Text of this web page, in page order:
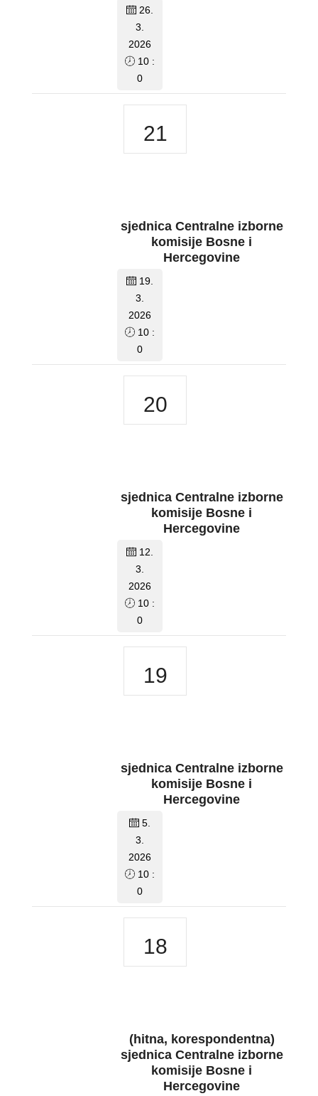
26.
3.
2026
10 :
0
21
sjednica Centralne izborne
komisije Bosne i
Hercegovine
19.
3.
2026
10 :
0
20
sjednica Centralne izborne
komisije Bosne i
Hercegovine
12.
3.
2026
10 :
0
19
sjednica Centralne izborne
komisije Bosne i
Hercegovine
5.
3.
2026
10 :
0
18
(hitna, korespondentna)
sjednica Centralne izborne
komisije Bosne i
Hercegovine